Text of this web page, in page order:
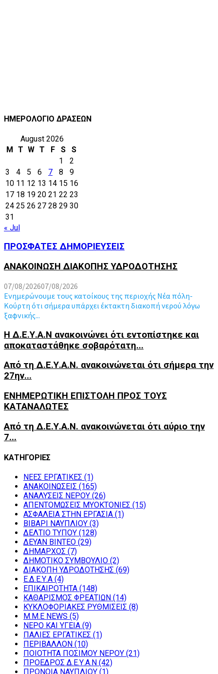
ΗΜΕΡΟΛΟΓΙΟ ΔΡΑΣΕΩΝ
August 2026
M T W T F S
S
1
2
3
4 5 6 7 8
9
10 11 12 13 14 15 16
17 18 19 20 21 22 23
24 25 26 27 28 29 30
31
« Jul
ΠΡΟΣΦΑΤΕΣ ΔΗΜΟΡΙΕΥΣΕΙΣ
ΑΝΑΚΟΙΝΩΣΗ ΔΙΑΚΟΠΗΣ ΥΔΡΟΔΟΤΗΣΗΣ
07/08/202607/08/2026
Ενημερώνουμε τους κατοίκους της περιοχής Νέα πόλη-
Κούρτη ότι σήμερα υπάρχει έκτακτη διακοπή νερού λόγω
ξαφνικής...
Η Δ.Ε.Υ.Α.Ν ανακοινώνει ότι εντοπίστηκε και
αποκαταστάθηκε σοβαρότατη...
Από τη Δ.Ε.Υ.Α.Ν. ανακοινώνεται ότι σήμερα την
27ην...
ΕΝΗΜΕΡΩΤΙΚΗ ΕΠΙΣΤΟΛΗ ΠΡΟΣ ΤΟΥΣ
ΚΑΤΑΝΑΛΩΤΕΣ
Από τη Δ.Ε.Υ.Α.Ν. ανακοινώνεται ότι αύριο την
7...
ΚΑΤΗΓΟΡΙΕΣ
NEEΣ ΕΡΓΑΤΙΚΕΣ (1)
ΑΝΑΚΟΙΝΩΣΕΙΣ (165)
ΑΝΑΛΥΣΕΙΣ ΝΕΡΟΥ (26)
ΑΠΕΝΤΟΜΩΣΕΙΣ ΜΥΟΚΤΟΝΙΕΣ (15)
ΑΣΦΑΛΕΙΑ ΣΤΗΝ ΕΡΓΑΣΙΑ (1)
ΒΙΒΑΡΙ ΝΑΥΠΛΙΟΥ (3)
ΔΕΛΤΙΟ ΤΥΠΟΥ (128)
ΔΕΥΑΝ ΒΙΝΤΕΟ (29)
ΔΗΜΑΡΧΟΣ (7)
ΔΗΜΟΤΙΚΟ ΣΥΜΒΟΥΛΙΟ (2)
ΔΙΑΚΟΠΗ ΥΔΡΟΔΟΤΗΣΗΣ (69)
Ε.Δ.Ε.Υ.Α (4)
ΕΠΙΚΑΙΡΟΤΗΤΑ (148)
ΚΑΘΑΡΙΣΜΟΣ ΦΡΕΑΤΙΩΝ (14)
ΚΥΚΛΟΦΟΡΙΑΚΕΣ ΡΥΘΜΙΣΕΙΣ (8)
Μ.Μ.Ε NEWS (5)
ΝΕΡΟ ΚΑΙ ΥΓΕΙΑ (9)
ΠΑΛΙΕΣ ΕΡΓΑΤΙΚΕΣ (1)
ΠΕΡΙΒΑΛΛΟΝ (10)
ΠΟΙΟΤΗΤΑ ΠΟΣΙΜΟΥ ΝΕΡΟΥ (21)
ΠΡΟΕΔΡΟΣ Δ.Ε.Υ.Α.Ν (42)
ΠΡΟΝΟΙΑ ΝΑΥΠΛΙΟΥ (1)